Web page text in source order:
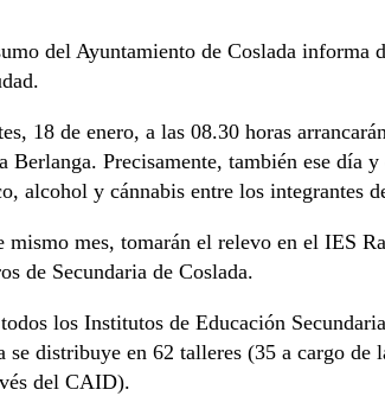
del Ayuntamiento de Coslada informa
18 de enero, a las 08.30 horas
Precisamente, también ese día
alcohol y cánnabis entre los integrantes
mismo mes, tomarán el relevo en el IES
de Secundaria de Coslada.
los Institutos de Educación
distribuye en 62 talleres (35 a cargo
del CAID).